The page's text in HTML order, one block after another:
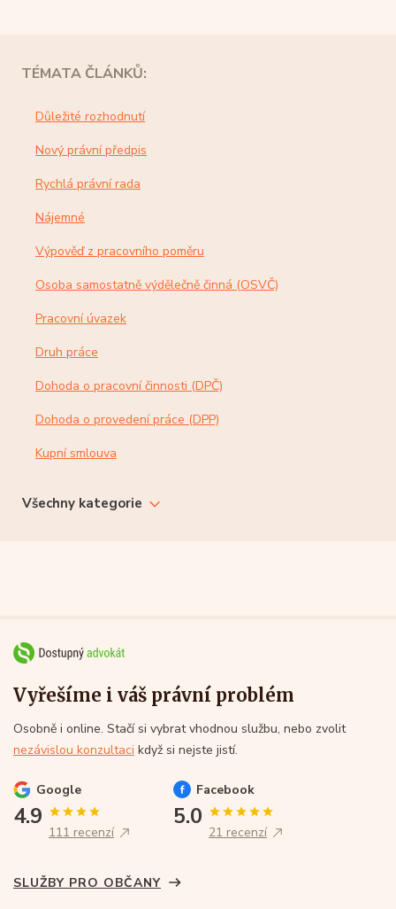
TÉMATA ČLÁNKŮ:
Důležité rozhodnutí
Nový právní předpis
Rychlá právní rada
Nájemné
Výpověď z pracovního poměru
Osoba samostatně výdělečně činná (OSVČ)
Pracovní úvazek
Druh práce
Dohoda o pracovní činnosti (DPČ)
Dohoda o provedení práce (DPP)
Kupní smlouva
Všechny kategorie
Vyřešíme i váš právní problém
Osobně i online. Stačí si vybrat vhodnou službu, nebo zvolit
nezávislou konzultaci když si nejste jistí.
Google
4.9
111 recenzí
Facebook
5.0
21 recenzí
SLUŽBY PRO OBČANY